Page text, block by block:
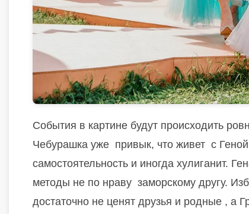
События в картине будут происходить
Чебурашка уже привык, что живет с
самостоятельность и иногда хулиганит.
методы не по нраву заморскому другу.
достаточно не ценят друзья и родные , а